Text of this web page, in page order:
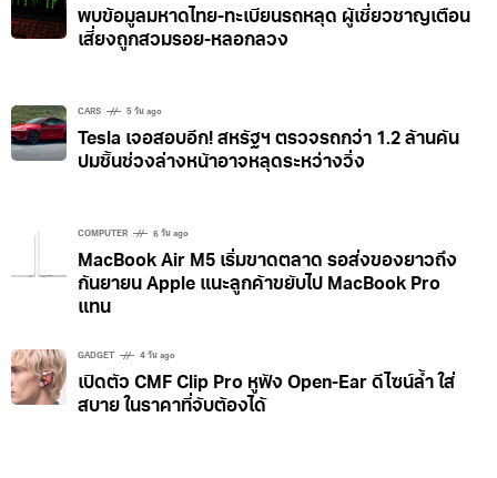
พบข้อมูลมหาดไทย-ทะเบียนรถหลุด ผู้เชี่ยวชาญเตือน
เสี่ยงถูกสวมรอย-หลอกลวง
CARS 5 วัน ago
Tesla เจอสอบอีก! สหรัฐฯ ตรวจรถกว่า 1.2 ล้านคัน
ปมชิ้นช่วงล่างหน้าอาจหลุดระหว่างวิ่ง
COMPUTER 6 วัน ago
MacBook Air M5 เริ่มขาดตลาด รอส่งของยาวถึง
กันยายน Apple แนะลูกค้าขยับไป MacBook Pro
แทน
GADGET 4 วัน ago
เปิดตัว CMF Clip Pro หูฟัง Open-Ear ดีไซน์ล้ำ ใส่
สบาย ในราคาที่จับต้องได้